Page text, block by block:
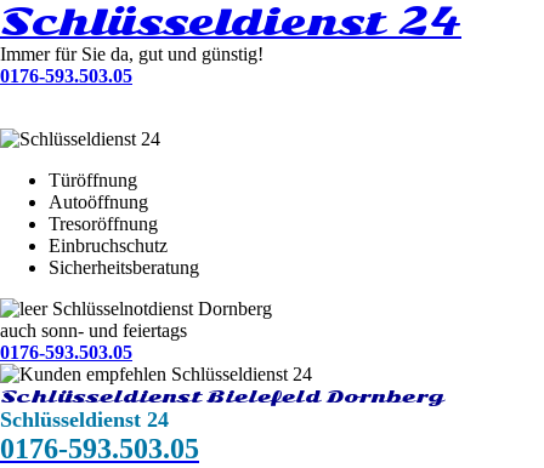
Schlüsseldienst 24
Immer für Sie da, gut und günstig!
0176-593.503.05
Türöffnung
Autoöffnung
Tresoröffnung
Einbruchschutz
Sicherheitsberatung
Schlüsselnotdienst Dornberg
auch sonn- und feiertags
0176-593.503.05
Schlüsseldienst Bielefeld Dornberg
Schlüsseldienst 24
0176-593.503.05